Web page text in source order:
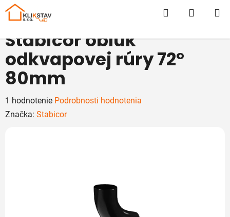
Prejsť
Hľadať
Stabicor oblúk
odkvapovej rúry 72°
80mm
Priemerné
hodnotenie
1 hodnotenie Podrobnosti hodnotenia
Značka: Stabicor